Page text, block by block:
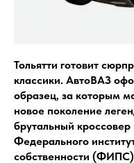
Тольятти готовит
классики. АвтоВАЗ
образец, за которым
новое поколение
брутальный кроссовер
Федерального
собственности (ФИПС)